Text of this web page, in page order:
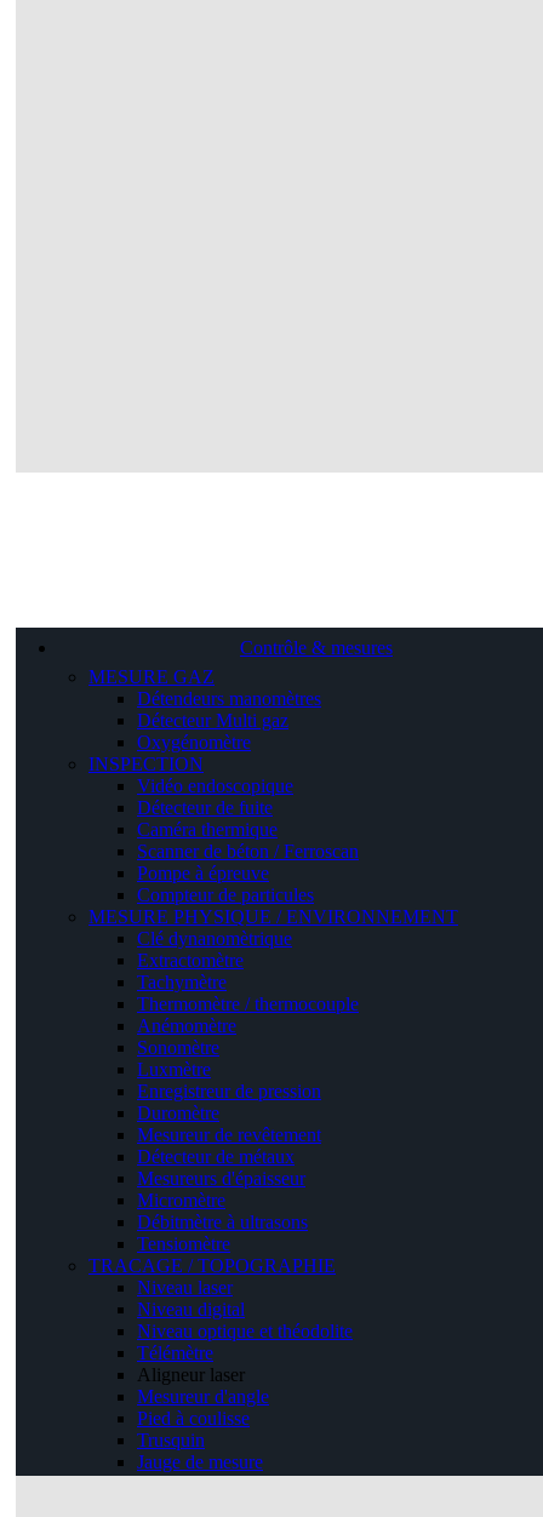
Contrôle & mesures
MESURE GAZ
Détendeurs manomètres
Détecteur Multi gaz
Oxygénomètre
INSPECTION
Vidéo endoscopique
Détecteur de fuite
Caméra thermique
Scanner de béton / Ferroscan
Pompe à épreuve
Compteur de particules
MESURE PHYSIQUE / ENVIRONNEMENT
Clé dynanomètrique
Extractomètre
Tachymètre
Thermomètre / thermocouple
Anémomètre
Sonomètre
Luxmètre
Enregistreur de pression
Duromètre
Mesureur de revêtement
Détecteur de métaux
Mesureurs d'épaisseur
Micromètre
Débitmètre à ultrasons
Tensiomètre
TRACAGE / TOPOGRAPHIE
Niveau laser
Niveau digital
Niveau optique et théodolite
Télémètre
Aligneur laser
Mesureur d'angle
Pied à coulisse
Trusquin
Jauge de mesure